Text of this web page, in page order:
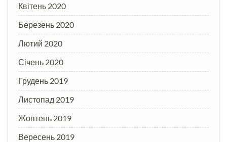
Квітень 2020
Березень 2020
Лютий 2020
Січень 2020
Грудень 2019
Листопад 2019
Жовтень 2019
Вересень 2019